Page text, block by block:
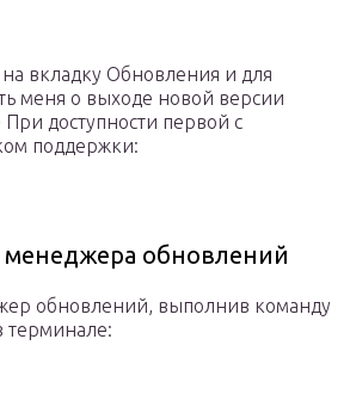
вкладку Обновления и для
меня о выходе новой версии
доступности первой с
поддержки:
менеджера обновлений
обновлений, выполнив команду
терминале: